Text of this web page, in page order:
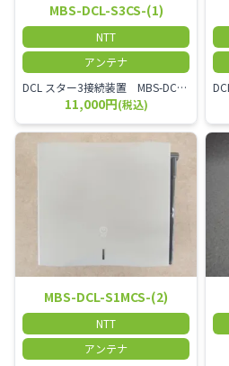
MBS-DCL-S3CS-(1)
NTT
アンテナ
DCL スター3接続装置 MBS-DCL-S3CS-(1)
11,000円(税込)
MBS-DCL-S1MCS-(2)
NTT
アンテナ